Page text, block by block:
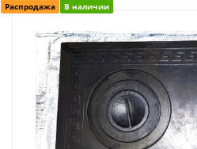
Распродажа В наличии